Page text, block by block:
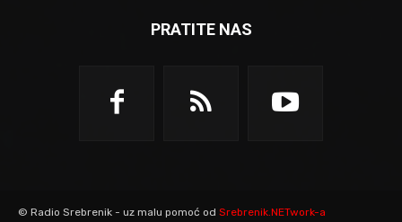
PRATITE NAS
© Radio Srebrenik - uz malu pomoć od Srebrenik.NETwork-a